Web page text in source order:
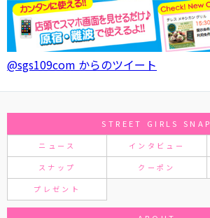
@sgs109com からのツイート
STREET GIRLS SNAP
ニュース インタビュー
スナップ クーポン
プレゼント